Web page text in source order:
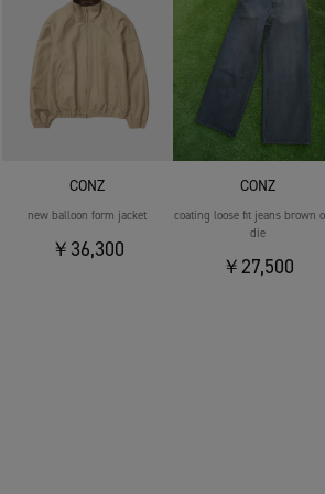
CONZ
new balloon form jacket
￥36,300
CONZ
coating loose fit jeans brown
die
￥27,500